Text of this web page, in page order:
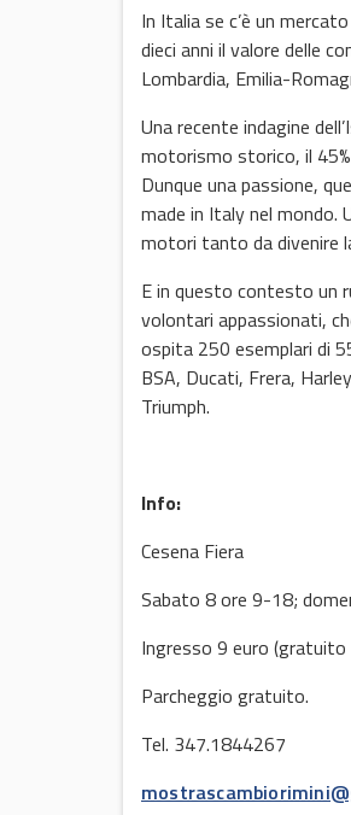
In Italia se c’è un
dieci anni il valore delle
Lombardia, Emilia-
Una recente indagine
motorismo storico, il
Dunque una passione,
made in Italy nel mondo.
motori tanto da divenire
E in questo contesto un
volontari appassionati,
ospita 250 esemplari di
BSA, Ducati, Frera,
Triumph.
Info:
Cesena Fiera
Sabato 8 ore 9-18;
Ingresso 9 euro (gratuito
Parcheggio gratuito.
Tel. 347.1844267